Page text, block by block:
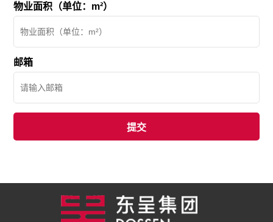
物业面积（单位：m²）
邮箱